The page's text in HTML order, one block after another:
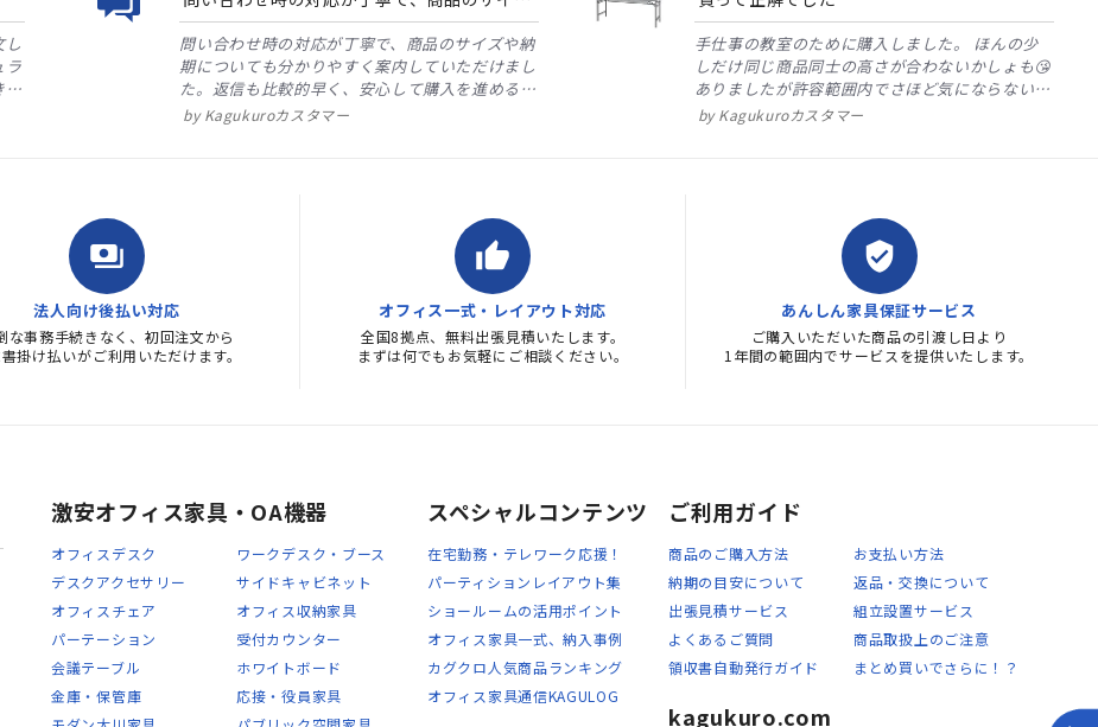
し
ラ
、
問い合わせ時の対応が丁寧で、商品のサイズや納
期についても分かりやすく案内していただけまし
た。返信も比較的早く、安心して購入を進めるこ
とができました。配送についても予定どおりに
Kagukuroカスタマー
手仕事の教室のために購入しました。 ほんの少
しだけ同じ商品同士の高さが合わないかしょも😘
ありましたが許容範囲内でさほど気にならない程
度でサイズも丁度よく、セッティングも問題なく
Kagukuroカスタマー
payments
法人向け後払い対応
な事務手続きなく、初回注文から
掛け払いがご利用いただけます。
thumb_up
オフィス一式・レイアウト対応
全国8拠点、無料出張見積いたします。
まずは何でもお気軽にご相談ください。
verified_user
あんしん家具保証サービス
ご購入いただいた商品の引渡し日より
1年間の範囲内でサービスを提供いたします。
激安オフィス家具・OA機器
オフィスデスク
ワークデスク・ブース
デスクアクセサリー
サイドキャビネット
オフィスチェア
オフィス収納家具
パーテーション
受付カウンター
会議テーブル
ホワイトボード
金庫・保管庫
応接・役員家具
スペシャルコンテンツ
在宅勤務・テレワーク応援！
パーティションレイアウト集
ショールームの活用ポイント
オフィス家具一式、納入事例
カグクロ人気商品ランキング
オフィス家具通信KAGULOG
ご利用ガイド
商品のご購入方法
お支払い方法
納期の目安について
返品・交換について
出張見積サービス
組立設置サービス
よくあるご質問
商品取扱上のご注意
領収書自動発行ガイド
まとめ買いでさらに！？
kagukuro.com